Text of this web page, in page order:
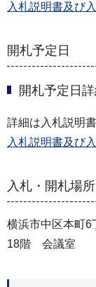
入札説明書及び
開札予定日
開札予定日詳
詳細は入札説明
入札説明書及び
入札・開札場所
横浜市中区本町6
18階 会議室